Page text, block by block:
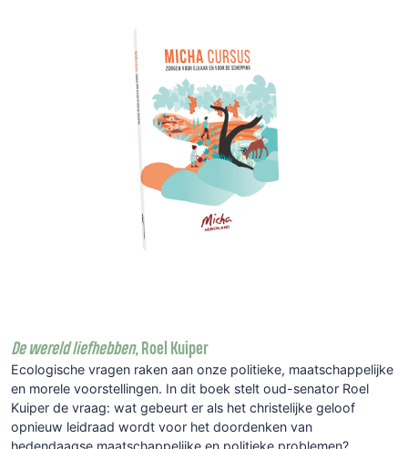
De wereld liefhebben,Roel Kuiper
Ecologische vragen raken aan onze politieke, maatschappelijke
en morele voorstellingen. In dit boek stelt oud-senator Roel
Kuiper de vraag: wat gebeurt er als het christelijke geloof
opnieuw leidraad wordt voor het doordenken van